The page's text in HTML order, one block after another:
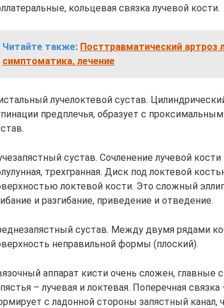
кольцевая связка лучевой кости.
Читайте также: Посттравматический артроз
симптоматика, лечение
лучелоктевой сустав.
предплечья, образует с
сустав. Сочленение лучевой
трехгранная. Диск под локтевой
локтевой кости. Это сложный
и разгибание, приведение и отведение.
сустав. Между двумя рядами
неправильной формы (плоский).
аппарат кисти очень сложен, главные
– лучевая и локтевая. Поперечная
с ладонной стороны запястный